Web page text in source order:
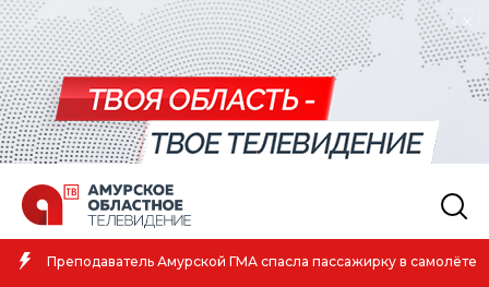
Преподаватель Амурской ГМА спасла пассажирку в самолёте